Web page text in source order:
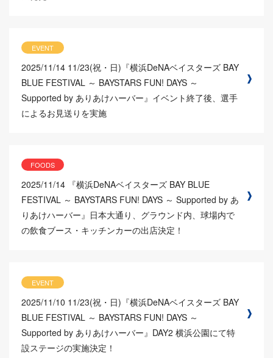
EVENT
2025/11/14 11/23(祝・日)『横浜DeNAベイスターズ BAY
BLUE FESTIVAL ～ BAYSTARS FUN! DAYS ～
Supported by ありあけハーバー』イベント終了後、選手
によるお見送りを実施
FOODS
2025/11/14 『横浜DeNAベイスターズ BAY BLUE
FESTIVAL ～ BAYSTARS FUN! DAYS ～ Supported by あ
りあけハーバー』日本大通り、グラウンド内、球場内で
の飲食ブース・キッチンカーの出店決定！
EVENT
2025/11/10 11/23(祝・日)『横浜DeNAベイスターズ BAY
BLUE FESTIVAL ～ BAYSTARS FUN! DAYS ～
Supported by ありあけハーバー』DAY2 横浜公園にて特
設ステージの実施決定！